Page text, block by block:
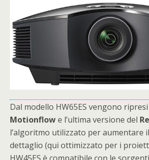
Dal modello HW65ES vengono
Motionflowe l’ultima versione del
l’algoritmo utilizzato per aumentare
dettaglio (qui ottimizzato per i